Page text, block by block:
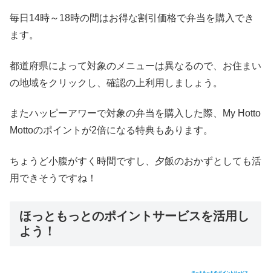
毎日14時～18時の間はお得な割引価格で弁当を購入でき
ます。
都道府県によって対象のメニューは異なるので、お住まい
の地域をクリックし、確認の上利用しましょう。
またハッピーアワーで対象の弁当を購入した際、My Hotto
Mottoのポイントが2倍になる特典もあります。
ちょうど小腹がすく時間ですし、夕飯のおかずとしても活
用できそうですね！
ほっともっとのポイントサービスを活用し
よう！